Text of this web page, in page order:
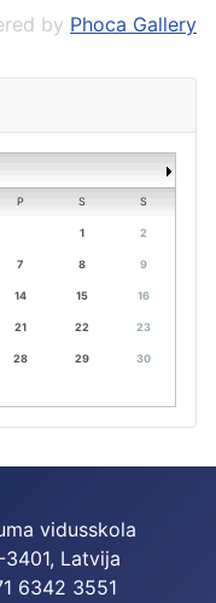
by Phoca Gallery
P S S
1 2
7 8 9
14 15 16
21 22 23
28 29 30
vidusskola
Latvija
6342 3551